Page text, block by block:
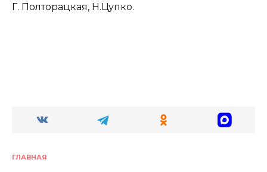
Г. Полторацкая, Н.Цупко.
ГЛАВНАЯ